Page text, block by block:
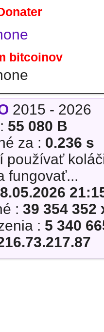
bitcoinov
2015 - 2026
55 080 B
za : 0.236 s
používať
fungovať...
: 39 354 352
: 5 340